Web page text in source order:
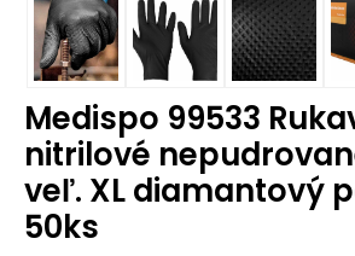
Medispo 99533
nitrilové
veľ. XL diamantový
50ks